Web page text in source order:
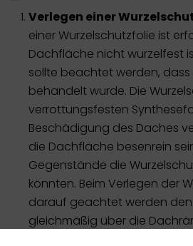
Verlegen einer
einer Wurzelschutzfolie ist
Dachfläche nicht wurzelfest
sollte beachtet werden, dass
behandelt wurde. Die
verrottungsfesten
Beschädigung des Daches
die Dachfläche besenrein
Gegenstände die
könnten. Beim Verlegen der
darauf geachtet werden
gleichmäßig über die